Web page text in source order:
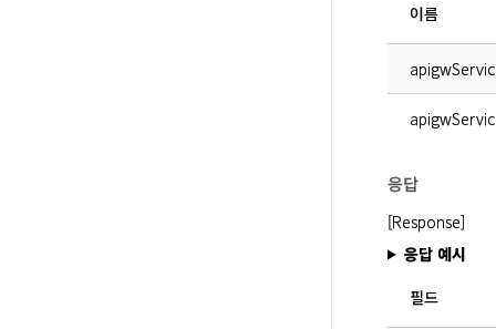
이름
응답
[Response]
응답 예시
필드